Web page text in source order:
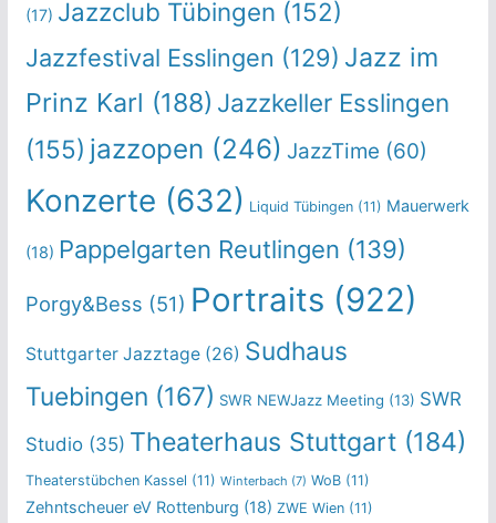
(17) Jazzclub Tübingen (152)
Jazzfestival Esslingen (129) Jazz im
Prinz Karl (188) Jazzkeller Esslingen
(155) jazzopen (246) JazzTime (60)
Konzerte (632) Liquid Tübingen(11) Mauerwerk
(18) Pappelgarten Reutlingen (139)
Porgy&Bess (51) Portraits (922)
Stuttgarter Jazztage(26) Sudhaus
Tuebingen (167) SWR NEWJazz Meeting (13) SWR
Studio(35) Theaterhaus Stuttgart(184)
Theaterstübchen Kassel (11) Winterbach (7) WoB(11)
Zehntscheuer eV Rottenburg (18) ZWE Wien(11)